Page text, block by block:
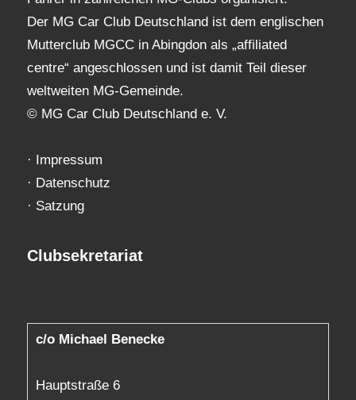
Der MG Car Club Deutschland ist dem englischen
Mutterclub MGCC in Abingdon als „affiliated
centre“ angeschlossen und ist damit Teil dieser
weltweiten MG-Gemeinde.
© MG Car Club Deutschland e. V.
· Impressum
· Datenschutz
· Satzung
Clubsekretariat
c/o Michael Benecke
Hauptstraße 6